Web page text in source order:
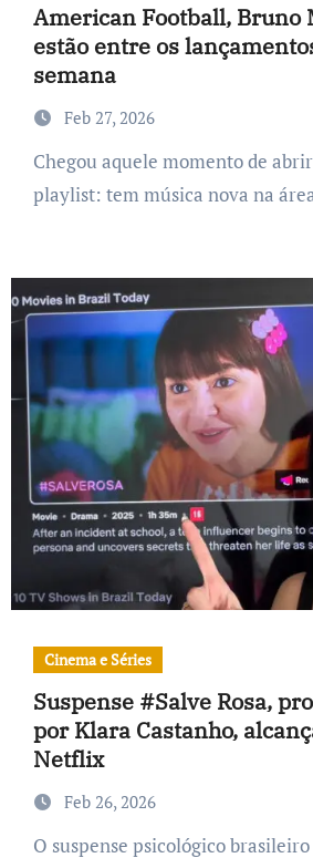
American Football, Bruno
estão entre os
semana
Feb 27, 2026
Chegou aquele momento de abrir espaço na
playlist: tem música nova na
Cinema e Séries
Suspense #Salve Rosa,
por Klara Castanho,
Netflix
Feb 26, 2026
O suspense psicológico brasileiro “#Salve Rosa”